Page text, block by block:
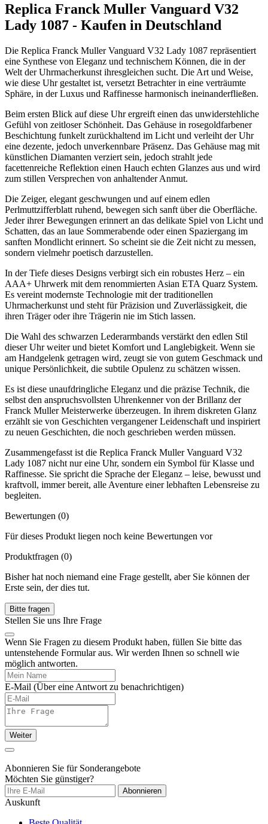
Replica Franck Muller Vanguard V32
Lady 1087 - Kaufen in Deutschland
Die Replica Franck Muller Vanguard V32 Lady 1087 repräsentiert
eine Synthese von Eleganz und technischem Können, die in der
Welt der Uhrmacherkunst ihresgleichen sucht. Die Art und Weise,
wie diese Uhr gestaltet ist, versetzt Betrachter in eine verträumte
Sphäre, in der Luxus und Raffinesse harmonisch ineinanderfließen.
Beim ersten Blick auf diese Uhr ergreift einen das unwiderstehliche
Gefühl von zeitloser Schönheit. Das Gehäuse in rosegoldfarbener
Beschichtung funkelt zurückhaltend im Licht und verleiht der Uhr
eine dezente, jedoch unverkennbare Präsenz. Das Gehäuse mag mit
künstlichen Diamanten verziert sein, jedoch strahlt jede
facettenreiche Reflektion einen Hauch echten Glanzes aus und wird
zum stillen Versprechen von anhaltender Anmut.
Die Zeiger, elegant geschwungen und auf einem edlen
Perlmuttzifferblatt ruhend, bewegen sich sanft über die Oberfläche.
Jeder ihrer Bewegungen erinnert an das delikate Spiel von Licht und
Schatten, das an laue Sommerabende oder einen Spaziergang im
sanften Mondlicht erinnert. So scheint sie die Zeit nicht zu messen,
sondern vielmehr poetisch darzustellen.
In der Tiefe dieses Designs verbirgt sich ein robustes Herz – ein
AAA+ Uhrwerk mit dem renommierten Asian ETA Quarz System.
Es vereint modernste Technologie mit der traditionellen
Uhrmacherkunst und steht für Präzision und Zuverlässigkeit, die
ihren Träger oder ihre Trägerin nie im Stich lassen.
Die Wahl des schwarzen Lederarmbands verstärkt den edlen Stil
dieser Uhr weiter und bietet Komfort und Langlebigkeit. Wenn sie
am Handgelenk getragen wird, zeugt sie von gutem Geschmack und
unique Persönlichkeit, die subtile Opulenz zu schätzen wissen.
Es ist diese unaufdringliche Eleganz und die präzise Technik, die
selbst den anspruchsvollsten Uhrenkenner von der Brillanz der
Franck Muller Meisterwerke überzeugen. In ihrem diskreten Glanz
erzählt sie von Geschichten vergangener Leidenschaft und inspiriert
zu neuen Geschichten, die noch geschrieben werden müssen.
Zusammengefasst ist die Replica Franck Muller Vanguard V32
Lady 1087 nicht nur eine Uhr, sondern ein Symbol für Klasse und
Raffinesse. Sie spricht die Sprache der Eleganz – leise, bewusst und
kraftvoll, immer bereit, alle Aventure einer lebhaften Lebensreise zu
begleiten.
Bewertungen (0)
Für dieses Produkt liegen noch keine Bewertungen vor
Produktfragen (0)
Bisher hat noch niemand eine Frage gestellt, aber Sie können der
Erste sein, der dies tut.
Bitte fragen
Stellen Sie uns Ihre Frage
Wenn Sie Fragen zu diesem Produkt haben, füllen Sie bitte das
untenstehende Formular aus. Wir werden Ihnen so schnell wie
möglich antworten.
E-Mail (Über eine Antwort zu benachrichtigen)
Weiter
Abonnieren Sie für Sonderangebote
Möchten Sie günstiger?
Abonnieren
Auskunft